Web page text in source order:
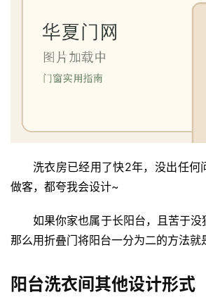
大
洗衣房已经用了快2年，没出任何
做客，都夸我会设计~
如果你家也属于长阳台，且苦于没
那么用折叠门将阳台一分为二的方法就
阳台洗衣间其他设计形式